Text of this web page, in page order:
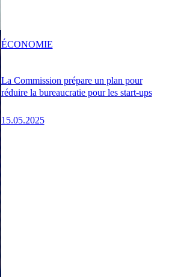
La Commission prépare un plan pour
réduire la bureaucratie pour les start-ups
15.05.2025
ÉCONOMIE